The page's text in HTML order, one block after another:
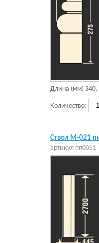
Длина (мм) 340,
Количество:
Ствол М-021
артикул пп0061